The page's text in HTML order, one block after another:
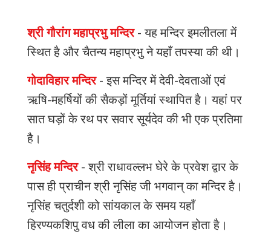
श्री गौरांग महाप्रभु मन्दिर-यहमन्दिरइमलीतलामें
स्थितहैऔरचैतन्यमहाप्रभुनेयहाँतपस्याकीथी।
गोदाविहार मन्दिर-इसमन्दिरमेंदेवी-देवताओंएवं
ऋषि-महर्षियोंकीसैकड़ोंमूर्तियांस्थापितहै। यहांपर
सातघड़ोंकेरथपरसवारसूर्यदेवकीभीएकप्रतिमा
है।
नृसिंह मन्दिर-श्रीराधावल्लभघेरेकेप्रवेशद्वारके
पासहीप्राचीनश्रीनृसिंहजीभगवान्कामन्दिरहै।
नृसिंहचतुर्दशीकोसांयकालकेसमययहाँ
हिरण्यकशिपुवधकीलीलाकाआयोजनहोताहै।